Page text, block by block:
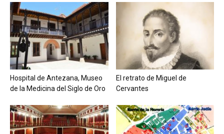
Hospital de Antezana, Museo
de la Medicina del Siglo de Oro
El retrato de Miguel de
Cervantes